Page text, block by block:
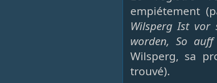
empiétement
Wilsperg Ist vor
worden, So
Wilsperg, sa
trouvé).